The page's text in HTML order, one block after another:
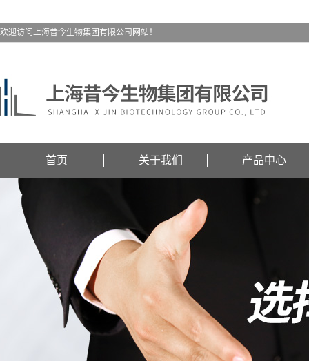
欢迎访问上海昔今生物集团有限公司网站！
首页 关于我们 产品中心